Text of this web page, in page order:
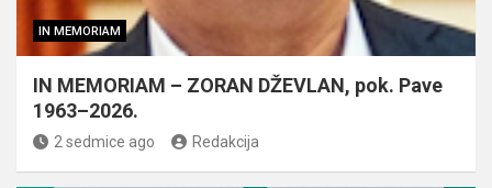
IN MEMORIAM
IN MEMORIAM – ZORAN DŽEVLAN, pok. Pave
1963–2026.
2 sedmice ago Redakcija